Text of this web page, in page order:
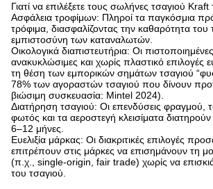
Γιατί να επιλέξετε τους σωλήνες τσαγιού
Ασφάλεια τροφίμων: Πληροί τα παγκόσμια
τρόφιμα, διασφαλίζοντας την καθαρότητα του
εμπιστοσύνη των καταναλωτών.
Οικολογικά διαπιστευτήρια: Οι
ανακυκλώσιμες και χωρίς πλαστικό επιλογές
τη θέση των εμπορικών σημάτων τσαγιού
78% των αγοραστών τσαγιού που δίνουν
βιώσιμη συσκευασία: Mintel 2024).
Διατήρηση τσαγιού: Οι επενδύσεις φραγμού,
φωτός και τα αεροστεγή κλεισίματα
6–12 μήνες.
Ευελιξία μάρκας: Οι διακριτικές επιλογές
επιτρέπουν στις μάρκες να επισημάνουν τη
(π.χ., single-origin, fair trade) χωρίς να
του τσαγιού.